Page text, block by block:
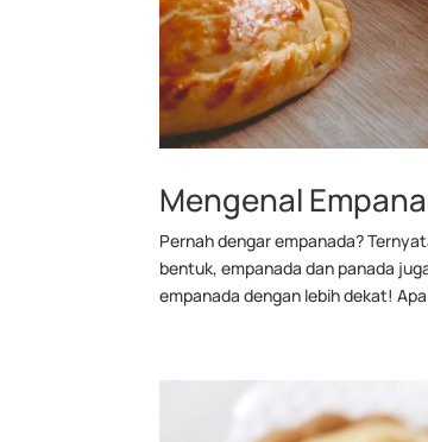
Mengenal
Pernah dengar empanada?
bentuk, empanada dan panada
empanada dengan lebih dekat!